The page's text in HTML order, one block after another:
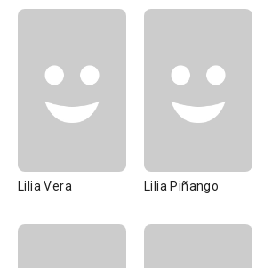
Lilia Vera Lilia Piñango